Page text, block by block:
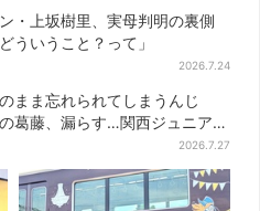
・上坂樹里、実母判明の裏側
ういうこと？って」
2026.7.24
まま忘れられてしまうんじ
葛藤、漏らす…関西ジュニア特
2026.7.27